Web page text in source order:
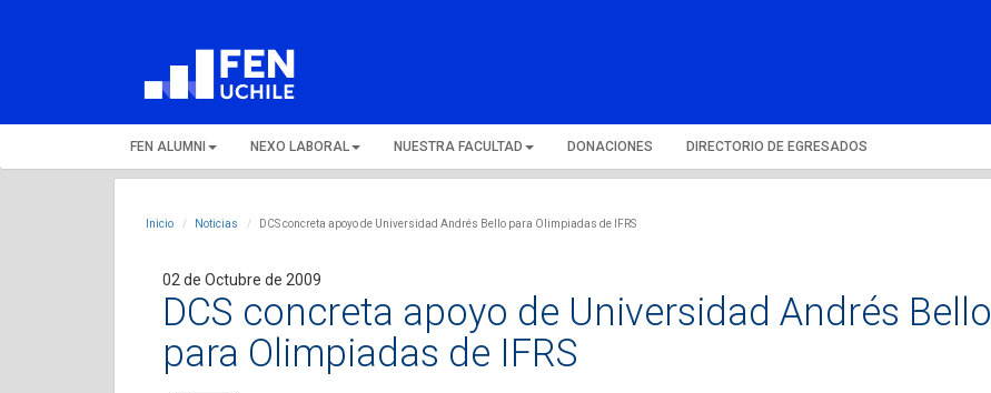
FEN ALUMNI NEXO LABORAL NUESTRA FACULTAD DONACIONES DIRECTORIO DE EGRESADOS
Inicio Noticias DCS concreta apoyo de Universidad Andrés Bello para Olimpiadas de IFRS
02 de Octubre de 2009
DCS concreta apoyo de Universidad Andrés Bello
para Olimpiadas de IFRS